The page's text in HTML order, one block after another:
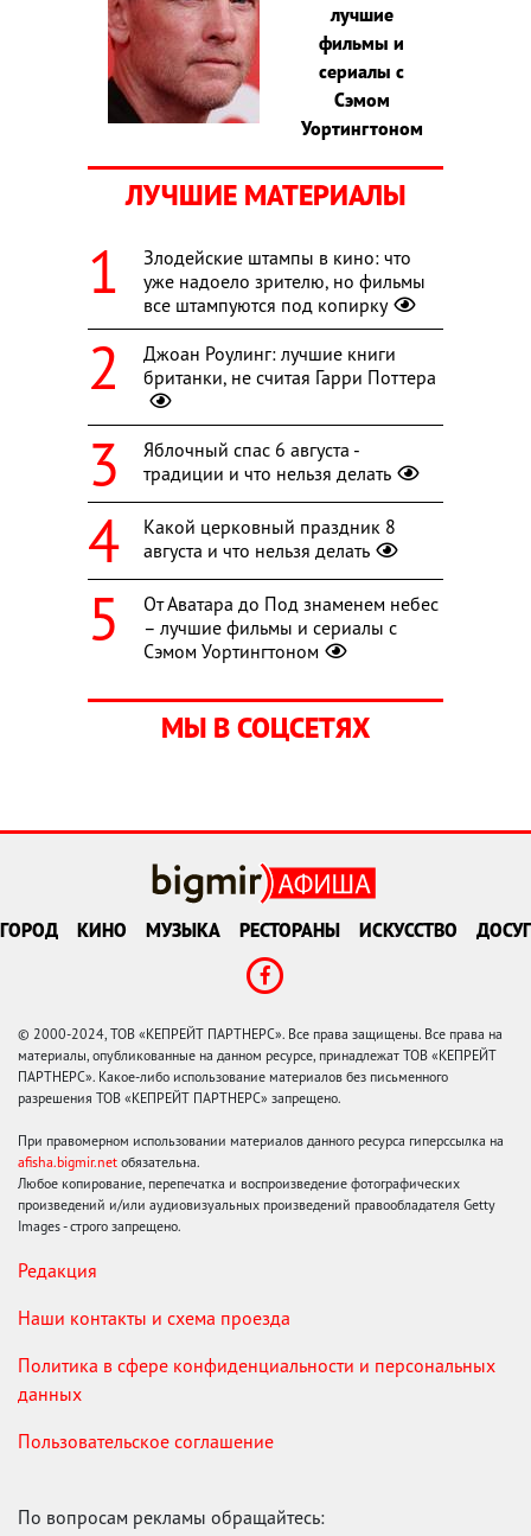
лучшие
фильмы и
сериалы с
Сэмом
Уортингтоном
ЛУЧШИЕ МАТЕРИАЛЫ
Злодейские штампы в кино: что
уже надоело зрителю, но фильмы
все штампуются под копирку
Джоан Роулинг: лучшие книги
британки, не считая Гарри Поттера
Яблочный спас 6 августа -
традиции и что нельзя делать
Какой церковный праздник 8
августа и что нельзя делать
От Аватара до Под знаменем небес
– лучшие фильмы и сериалы с
Сэмом Уортингтоном
МЫ В СОЦСЕТЯХ
ГОРОД КИНО МУЗЫКА РЕСТОРАНЫ ИСКУССТВО ДОСУГ
© 2000-2024, ТОВ «КЕПРЕЙТ ПАРТНЕРС». Все права защищены. Все права на
материалы, опубликованные на данном ресурсе, принадлежат ТОВ «КЕПРЕЙТ
ПАРТНЕРС». Какое-либо использование материалов без письменного
разрешения ТОВ «КЕПРЕЙТ ПАРТНЕРС» запрещено.
При правомерном использовании материалов данного ресурса гиперссылка на
afisha.bigmir.net обязательна.
Любое копирование, перепечатка и воспроизведение фотографических
произведений и/или аудиовизуальных произведений правообладателя Getty
Images - строго запрещено.
Редакция
Наши контакты и схема проезда
Политика в сфере конфиденциальности и персональных
данных
Пользовательское соглашение
По вопросам рекламы обращайтесь: